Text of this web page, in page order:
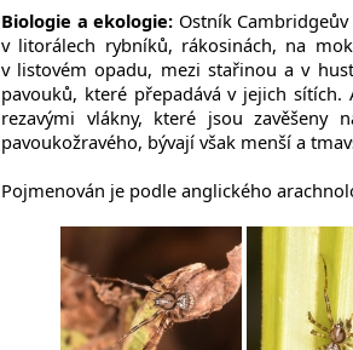
Biologie a ekologie: Ostník
v litorálech rybníků, rákosinách, na
v listovém opadu, mezi stařinou a v
pavouků, které přepadává v jejich
rezavými vlákny, které jsou
pavoukožravého, bývají však menší a
Pojmenován je podle anglického